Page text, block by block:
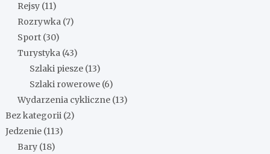
Rejsy (11)
Rozrywka (7)
Sport (30)
Turystyka (43)
Szlaki piesze (13)
Szlaki rowerowe (6)
Wydarzenia cykliczne (13)
Bez kategorii (2)
Jedzenie (113)
Bary (18)